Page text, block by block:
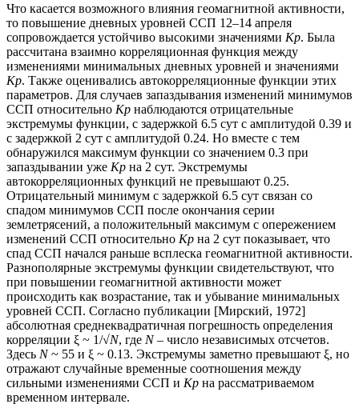
Что касается возможного влияния геомагнитной активности,
то повышение дневных уровней ССП 12–14 апреля
сопровождается устойчиво высокими значениями Kp. Была
рассчитана взаимно корреляционная функция между
изменениями минимальных дневных уровней и значениями
Kp. Также оценивались автокорреляционные функции этих
параметров. Для случаев запаздывания изменений минимумов
ССП относительно Kp наблюдаются отрицательные
экстремумы функции, с задержкой 6.5 сут с амплитудой 0.39 и
с задержкой 2 сут с амплитудой 0.24. Но вместе с тем
обнаружился максимум функции со значением 0.3 при
запаздывании уже Kp на 2 сут. Экстремумы
автокорреляционных функций не превышают 0.25.
Отрицательный минимум с задержкой 6.5 сут связан со
спадом минимумов ССП после окончания серии
землетрясений, а положительный максимум с опережением
изменений ССП относительно Кр на 2 сут показывает, что
спад ССП начался раньше всплеска геомагнитной активности.
Разнополярные экстремумы функции свидетельствуют, что
при повышении геомагнитной активности может
происходить как возрастание, так и убывание минимальных
уровней ССП. Согласно публикации [Мирский, 1972]
абсолютная среднеквадратичная погрешность определения
корреляции ξ ~ 1/√N, где N– число независимых отсчетов.
Здесь N~ 55 и ξ ~ 0.13. Экстремумы заметно превышают ξ, но
отражают случайные временные соотношения между
сильными изменениями ССП и Кр на рассматриваемом
временном интервале.